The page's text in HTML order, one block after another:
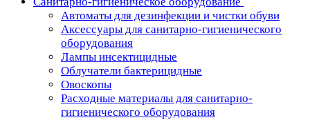
Автоматы для дезинфекции и чистки обуви
Аксессуары для санитарно-гигиенического
оборудования
Лампы инсектицидные
Облучатели бактерицидные
Овоскопы
Расходные материалы для санитарно-
гигиенического оборудования